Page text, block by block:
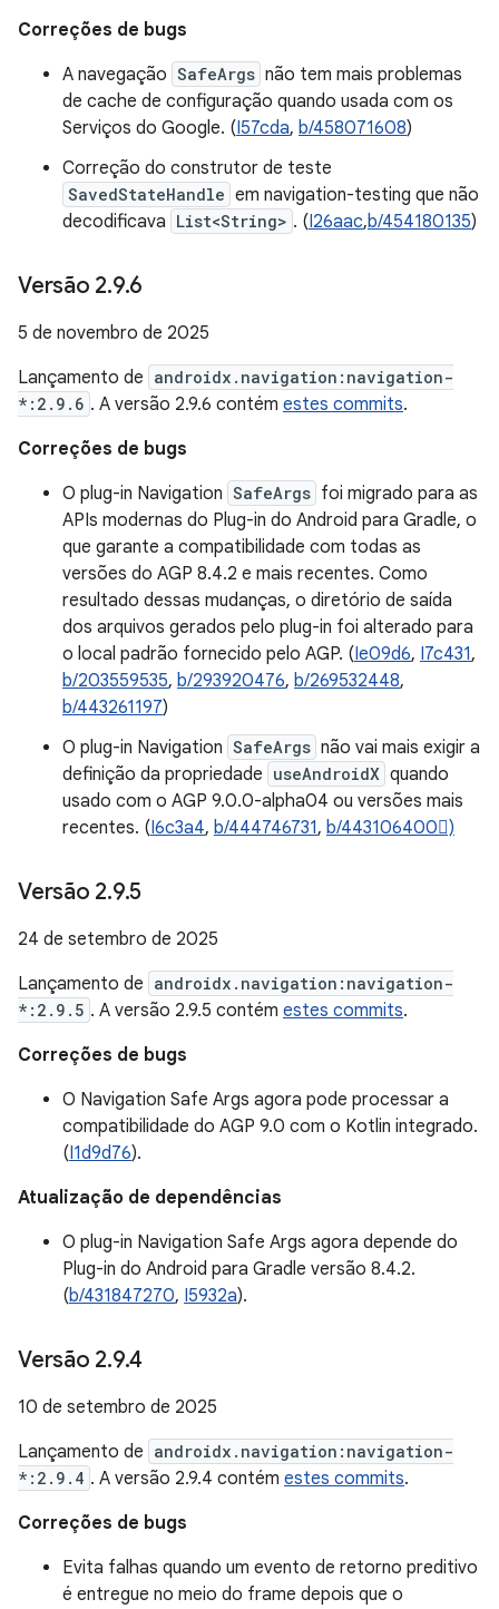
Correções de bugs
A navegação SafeArgs não tem mais problemas
de cache de configuração quando usada com os
Serviços do Google. (I57cda, b/458071608)
Correção do construtor de teste
SavedStateHandle em navigation-testing que não
decodificava List<String> . (I26aac,b/454180135)
Versão 2.9.6
5 de novembro de 2025
Lançamento de androidx.navigation:navigation-
*:2.9.6 . A versão 2.9.6 contém estes commits.
Correções de bugs
O plug-in Navigation SafeArgs foi migrado para as
APIs modernas do Plug-in do Android para Gradle, o
que garante a compatibilidade com todas as
versões do AGP 8.4.2 e mais recentes. Como
resultado dessas mudanças, o diretório de saída
dos arquivos gerados pelo plug-in foi alterado para
o local padrão fornecido pelo AGP. (Ie09d6, I7c431,
b/203559535, b/293920476, b/269532448,
b/443261197)
O plug-in Navigation SafeArgs não vai mais exigir a
definição da propriedade useAndroidX quando
usado com o AGP 9.0.0-alpha04 ou versões mais
recentes. (I6c3a4, b/444746731, b/443106400)
Versão 2.9.5
24 de setembro de 2025
Lançamento de androidx.navigation:navigation-
*:2.9.5 . A versão 2.9.5 contém estes commits.
Correções de bugs
O Navigation Safe Args agora pode processar a
compatibilidade do AGP 9.0 com o Kotlin integrado.
(I1d9d76).
Atualização de dependências
O plug-in Navigation Safe Args agora depende do
Plug-in do Android para Gradle versão 8.4.2.
(b/431847270, I5932a).
Versão 2.9.4
10 de setembro de 2025
Lançamento de androidx.navigation:navigation-
*:2.9.4 . A versão 2.9.4 contém estes commits.
Correções de bugs
Evita falhas quando um evento de retorno preditivo
é entregue no meio do frame depois que o